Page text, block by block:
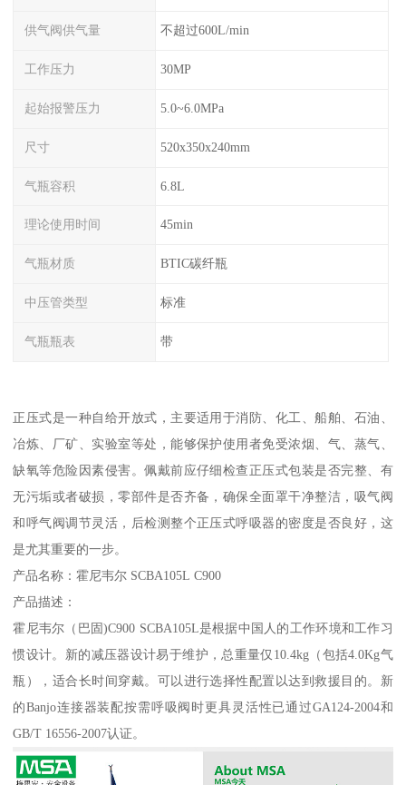
供气阀供气量 不超过600L/min
工作压力 30MP
起始报警压力 5.0~6.0MPa
尺寸 520x350x240mm
气瓶容积 6.8L
理论使用时间 45min
气瓶材质 BTIC碳纤瓶
中压管类型 标准
气瓶瓶表 带
正压式是一种自给开放式，主要适用于消防、化工、船舶、石油、
冶炼、厂矿、实验室等处，能够保护使用者免受浓烟、气、蒸气、
缺氧等危险因素侵害。佩戴前应仔细检查正压式包装是否完整、有
无污垢或者破损，零部件是否齐备，确保全面罩干净整洁，吸气阀
和呼气阀调节灵活，后检测整个正压式呼吸器的密度是否良好，这
是尤其重要的一步。
产品名称：霍尼韦尔 SCBA105L C900
产品描述：
霍尼韦尔（巴固)C900 SCBA105L是根据中国人的工作环境和工作习
惯设计。新的减压器设计易于维护，总重量仅10.4kg（包括4.0Kg气
瓶），适合长时间穿戴。可以进行选择性配置以达到救援目的。新
的Banjo连接器装配按需呼吸阀时更具灵活性已通过GA124-2004和
GB/T 16556-2007认证。